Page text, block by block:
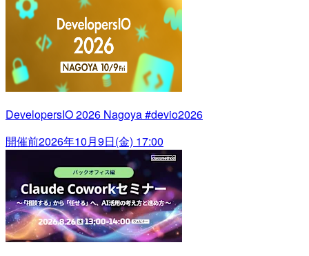
DevelopersIO 2026 Nagoya #devio2026
開催前2026年10月9日(金) 17:00